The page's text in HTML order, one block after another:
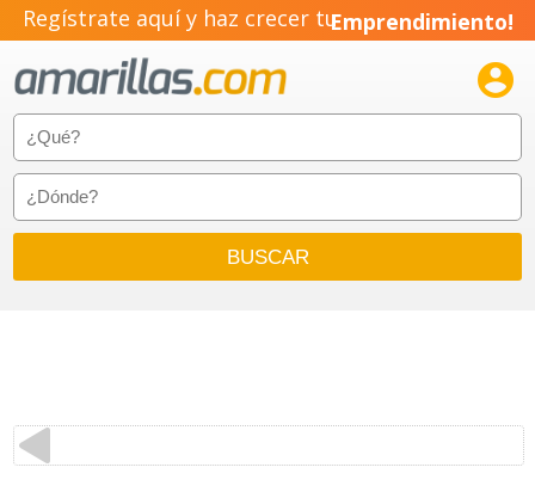
Regístrate aquí y haz crecer tuEmprendimiento!
